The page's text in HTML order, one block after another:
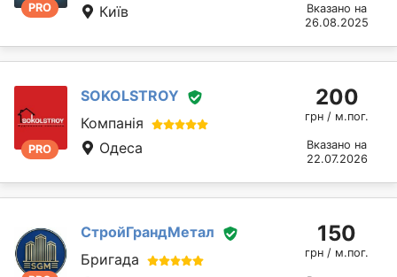
PRO
Київ
Вказано на
26.08.2025
PRO
SOKOLSTROY
Компанія
Одеса
200
грн / м.пог.
Вказано на
22.07.2026
СтройГрандМетал
Бригада
150
грн / м.пог.